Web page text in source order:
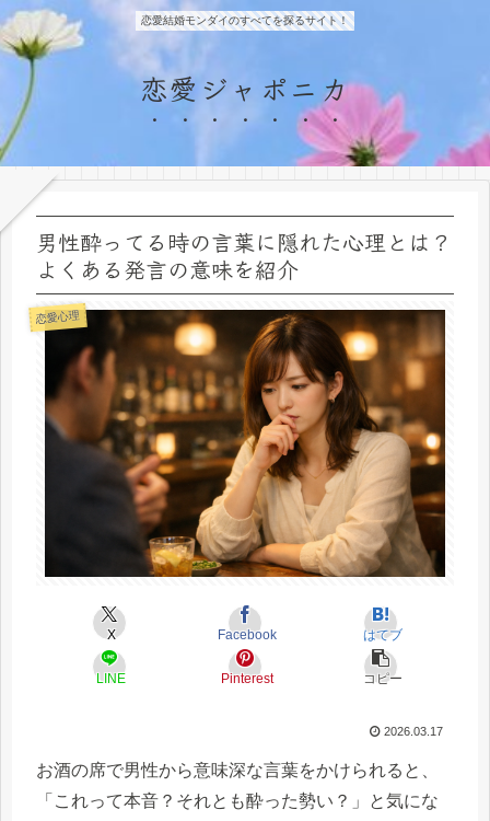
恋愛結婚モンダイのすべてを探るサイト！
恋愛ジャポニカ
男性酔ってる時の言葉に隠れた心理とは？
よくある発言の意味を紹介
恋愛心理
X Facebook はてブ
LINE Pinterest コピー
2026.03.17
お酒の席で男性から意味深な言葉をかけられると、
「これって本音？それとも酔った勢い？」と気にな